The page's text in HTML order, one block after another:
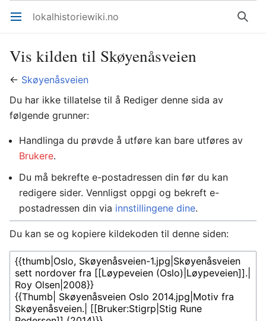
Åpne hovedmenyen lokalhistoriewiki.no Søk
Vis kilden til Skøyenåsveien
← Skøyenåsveien
Du har ikke tillatelse til å Rediger denne sida av
følgende grunner:
Handlinga du prøvde å utføre kan bare utføres av
Brukere.
Du må bekrefte e-postadressen din før du kan
redigere sider. Vennligst oppgi og bekreft e-
postadressen din via innstillingene dine.
Du kan se og kopiere kildekoden til denne siden: